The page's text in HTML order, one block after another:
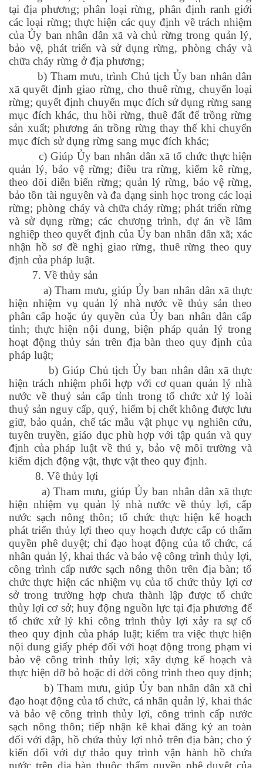
tại địa phương; phân loại rừng, phân định ranh giới
các loại rừng; thực hiện các quy định về trách nhiệm
của Ủy ban nhân dân xã và chủ rừng trong quản lý,
bảo vệ, phát triển và sử dụng rừng, phòng cháy và
chữa cháy rừng ở địa phương;
b) Tham mưu, trình Chủ tịch Ủy ban nhân dân
xã quyết định giao rừng, cho thuê rừng, chuyển loại
rừng; quyết định chuyển mục đích sử dụng rừng sang
mục đích khác, thu hồi rừng, thuê đất để trồng rừng
sản xuất; phương án trồng rừng thay thế khi chuyển
mục đích sử dụng rừng sang mục đích khác;
c) Giúp Ủy ban nhân dân xã tổ chức thực hiện
quản lý, bảo vệ rừng; điều tra rừng, kiểm kê rừng,
theo dõi diễn biến rừng; quản lý rừng, bảo vệ rừng,
bảo tồn tài nguyên và đa dạng sinh học trong các loại
rừng; phòng cháy và chữa cháy rừng; phát triển rừng
và sử dụng rừng; các chương trình, dự án về lâm
nghiệp theo quyết định của Ủy ban nhân dân xã; xác
nhận hồ sơ đề nghị giao rừng, thuê rừng theo quy
định của pháp luật.
7. Về thủy sản
a) Tham mưu, giúp Ủy ban nhân dân xã thực
hiện nhiệm vụ quản lý nhà nước về thủy sản theo
phân cấp hoặc ủy quyền của Ủy ban nhân dân cấp
tỉnh; thực hiện nội dung, biện pháp quản lý trong
hoạt động thủy sản trên địa bàn theo quy định của
pháp luật;
b) Giúp Chủ tịch Ủy ban nhân dân xã thực
hiện trách nhiệm phối hợp với cơ quan quản lý nhà
nước về thuỷ sản cấp tỉnh trong tổ chức xử lý loài
thuỷ sản nguy cấp, quý, hiếm bị chết không được lưu
giữ, bảo quản, chế tác mẫu vật phục vụ nghiên cứu,
tuyên truyền, giáo dục phù hợp với tập quán và quy
định của pháp luật về thú y, bảo vệ môi trường và
kiểm dịch động vật, thực vật theo quy định.
8. Về thủy lợi
a) Tham mưu, giúp Ủy ban nhân dân xã thực
hiện nhiệm vụ quản lý nhà nước về thủy lợi, cấp
nước sạch nông thôn; tổ chức thực hiện kế hoạch
phát triển thủy lợi theo quy hoạch được cấp có thẩm
quyền phê duyệt; chỉ đạo hoạt động của tổ chức, cá
nhân quản lý, khai thác và bảo vệ công trình thủy lợi,
công trình cấp nước sạch nông thôn trên địa bàn; tổ
chức thực hiện các nhiệm vụ của tổ chức thủy lợi cơ
sở trong trường hợp chưa thành lập được tổ chức
thủy lợi cơ sở; huy động nguồn lực tại địa phương để
tổ chức xử lý khi công trình thủy lợi xảy ra sự cố
theo quy định của pháp luật; kiểm tra việc thực hiện
nội dung giấy phép đối với hoạt động trong phạm vi
bảo vệ công trình thủy lợi; xây dựng kế hoạch và
thực hiện dỡ bỏ hoặc di dời công trình theo quy định;
b) Tham mưu, giúp Ủy ban nhân dân xã chỉ
đạo hoạt động của tổ chức, cá nhân quản lý, khai thác
và bảo vệ công trình thủy lợi, công trình cấp nước
sạch nông thôn; tiếp nhận kê khai đăng ký an toàn
đối với đập, hồ chứa thủy lợi nhỏ trên địa bàn; cho ý
kiến đối với dự thảo quy trình vận hành hồ chứa